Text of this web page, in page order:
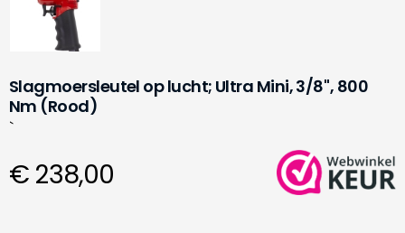
Slagmoersleutel op lucht; Ultra Mini, 3/8'', 800
Nm (Rood)
`
€ 238,00